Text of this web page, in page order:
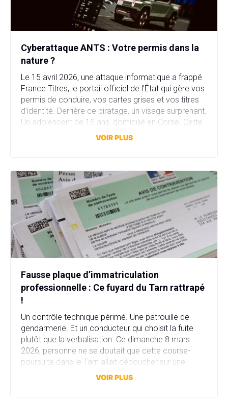
Cyberattaque ANTS : Votre permis dans la
nature ?
Le 15 avril 2026, une attaque informatique a frappé
France Titres, le portail officiel de l’État qui gère vos
permis de conduire, vos cartes grises et vos titres
d’identité. Derrière ce piratage, un visage surprenant.
Un adolescent de 15 ans, domicilié en Corse. Cette
attaque a compromis plus de 11,7 millions comptes
VOIR PLUS
Fausse plaque d’immatriculation
professionnelle : Ce fuyard du Tarn rattrapé
!
Un contrôle technique périmé. Une patrouille de
gendarmerie. Et un conducteur qui choisit la fuite
plutôt que la verbalisation. Ce dimanche 8 mars
2026, personne ne se doutait que cette course-
poursuite dans le Tarn allait déboucher sur une
affaire bien plus sérieuse que prévu. Fausse plaque
VOIR PLUS